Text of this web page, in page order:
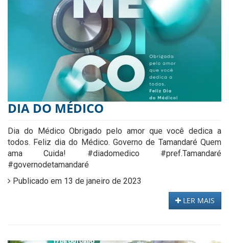
DIA DO MÉDICO
Dia do Médico Obrigado pelo amor que você dedica a
todos. Feliz dia do Médico. Governo de Tamandaré Quem
ama Cuida! #diadomedico #pref.Tamandaré
#governodetamandaré
Publicado em 13 de janeiro de 2023
LER MAIS